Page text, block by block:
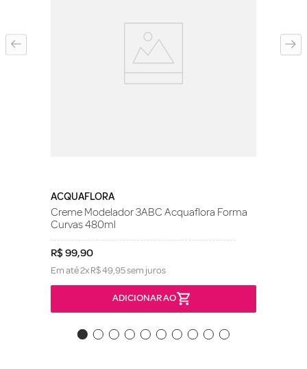
ACQUAFLORA
Creme Modelador 3ABC Acquaflora Forma
Curvas 480ml
R$99,90
Em até2xR$49,95sem juros
ADICIONAR AO